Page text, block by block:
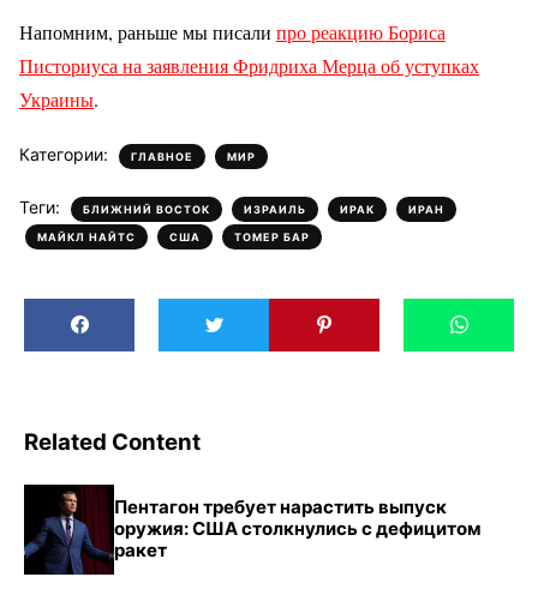
Напомним, раньше мы писали про реакцию Бориса
Писториуса на заявления Фридриха Мерца об уступках
Украины.
Категории: ГЛАВНОЕ , МИР
Теги: БЛИЖНИЙ ВОСТОК , ИЗРАИЛЬ , ИРАК , ИРАН ,
МАЙКЛ НАЙТС , США , ТОМЕР БАР
Related Content
Пентагон требует нарастить выпуск
оружия: США столкнулись с дефицитом
ракет